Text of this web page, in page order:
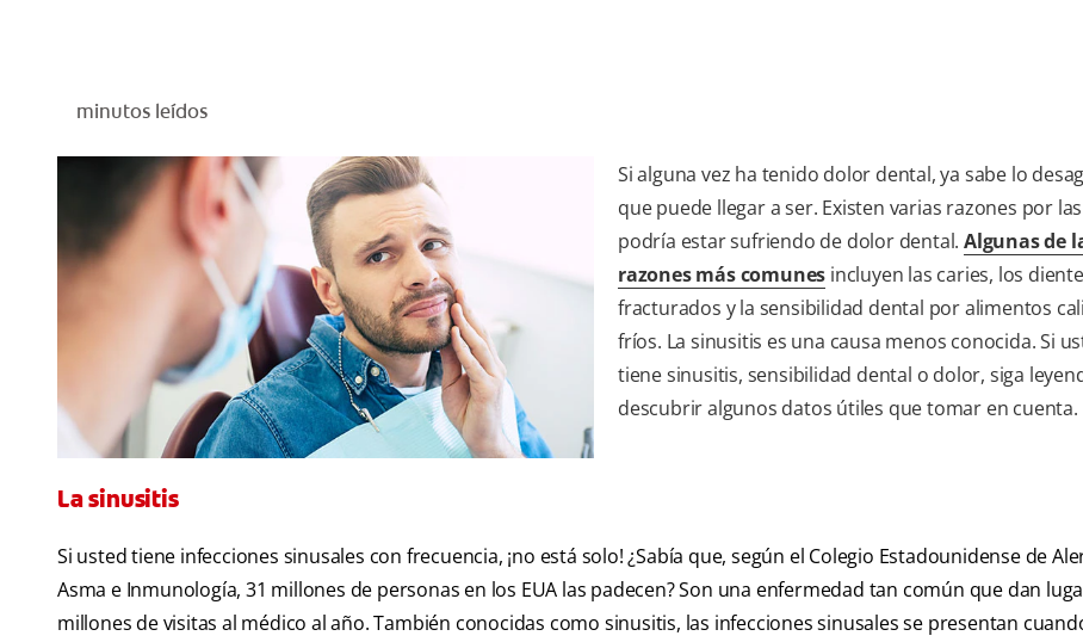
minutos leídos
Si alguna vez ha tenido dolor dental, ya sabe lo
que puede llegar a ser. Existen varias razones por
podría estar sufriendo de dolor dental. Algunas de
razones más comunes incluyen las caries, los
fracturados y la sensibilidad dental por alimentos
fríos. La sinusitis es una causa menos conocida. Si
tiene sinusitis, sensibilidad dental o dolor, siga
descubrir algunos datos útiles que tomar en cuenta.
La sinusitis
Si usted tiene infecciones sinusales con frecuencia, ¡no está solo! ¿Sabía que, según el Colegio Estadounidense de
Asma e Inmunología, 31 millones de personas en los EUA las padecen? Son una enfermedad tan común que dan
millones de visitas al médico al año. También conocidas como sinusitis, las infecciones sinusales se presentan